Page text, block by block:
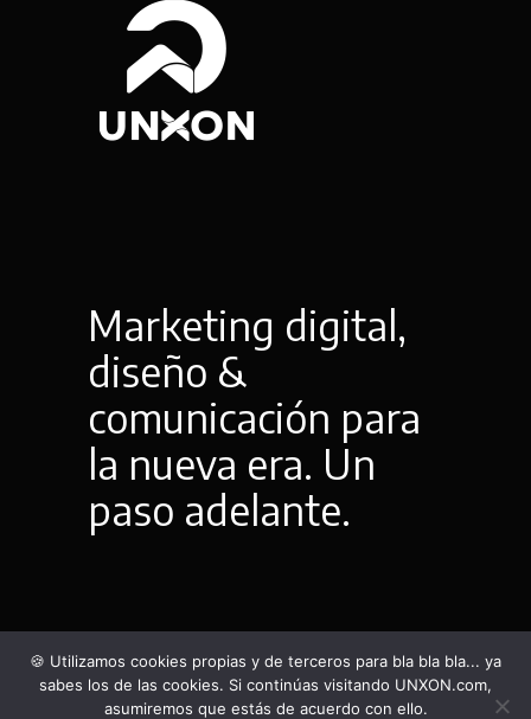
Marketing digital,
diseño &
comunicación para
la nueva era. Un
paso adelante.
Síguenos Fb. Ln. Tw. Ig.
UNXON Agency 2021
🍪 Utilizamos cookies propias y de terceros para bla bla bla... ya
sabes los de las cookies. Si continúas visitando UNXON.com,
asumiremos que estás de acuerdo con ello.